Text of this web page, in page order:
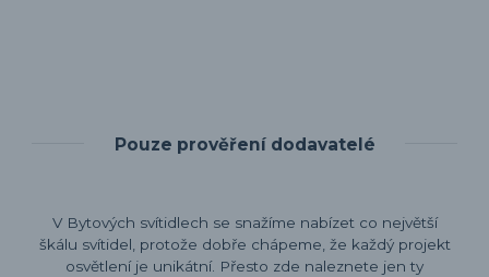
Pouze prověření dodavatelé
V Bytových svítidlech se snažíme nabízet co největší
škálu svítidel, protože dobře chápeme, že každý projekt
osvětlení je unikátní. Přesto zde naleznete jen ty